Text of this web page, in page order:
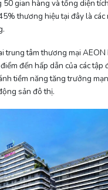
gian hàng và tổng diện
thương hiệu tại đây là
trung tâm thương mại
đến hấp dẫn của các tập
tiềm năng tăng trưởng
sản đô thị.